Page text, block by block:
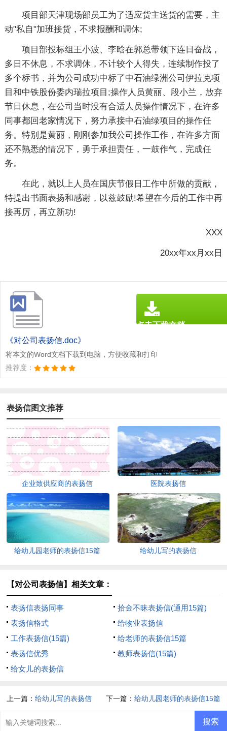
项目部天津现场部员工为了适应货主送货的需要，主
动"私自"加班接货，不求报酬和调休;
项目部投标组王小波、李晗在郭总带领下连日奋战，
多日不休息，不求调休，不计较个人得失，连续制作投了
多个标书，并为公司成功中标了中石油绿洲公司伊拉克项
目和中铁股份委内瑞拉项目;操作人员黄丽、段小兰，放弃
节日休息，在公司当时没有合适人员操作情况下，在许多
同事都回老家情况下，努力承接中石油绿项目的操作任
务。特别是黄丽，刚刚参加我公司操作工作，在许多方面
还不熟悉的情况下，勇于承担责任，一鼓作气，完成任
务。
在此，就以上人员在国庆节假日工作中所做的贡献，
特提出书面表扬和感谢，以兹鼓励!希望在今后的工作中再
接再厉，再立新功!
XXX
20xx年xx月xx日
《对公司表扬信.doc》
将本文的Word文档下载到电脑，方便收藏和打印
推荐度：
点击下载文档
表扬信图文推荐
企业致供应商的表扬信 医院表扬信
给幼儿园老师的表扬信15篇 给幼儿写的表扬信
【对公司表扬信】相关文章：
表扬信表扬同事
拾金不昧表扬信(通用15篇)
表扬信格式
给物业表扬信
工作表扬信(15篇)
给老师的表扬信15篇
表扬信优秀
教师表扬信(15篇)
给女儿的表扬信
上一篇：给幼儿写的表扬信 下一篇： 给幼儿园老师的表扬信15篇